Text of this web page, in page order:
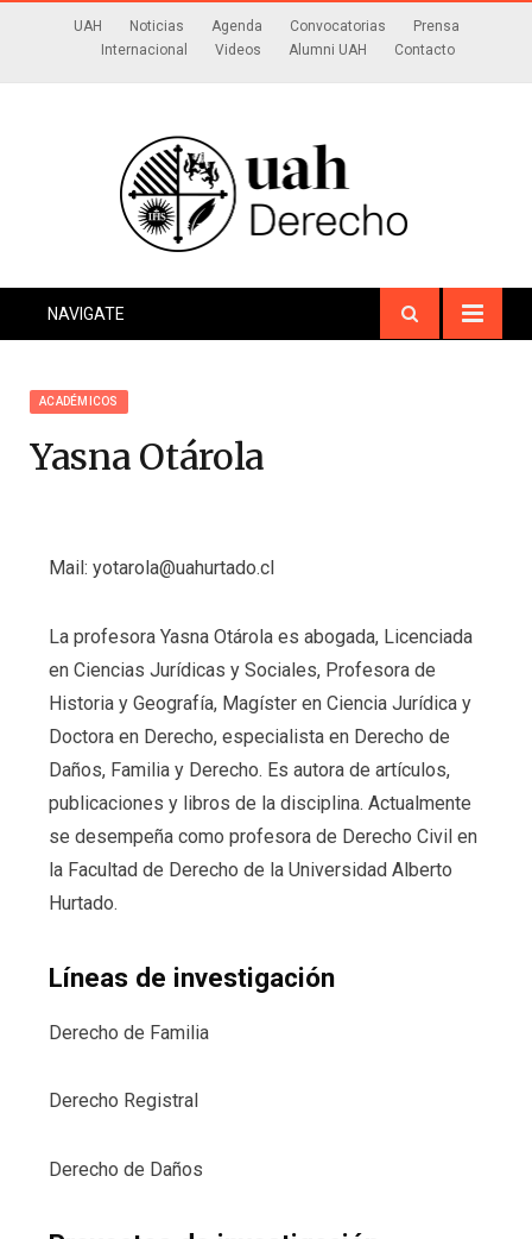
UAH Noticias Agenda Convocatorias
Prensa
Internacional
Videos Alumni UAH Contacto
NAVIGATE
ACADÉMICOS
Yasna Otárola
Mail: yotarola@uahurtado.cl
La profesora Yasna Otárola es abogada, Licenciada
en Ciencias Jurídicas y Sociales, Profesora de
Historia y Geografía, Magíster en Ciencia Jurídica y
Doctora en Derecho, especialista en Derecho de
Daños, Familia y Derecho. Es autora de artículos,
publicaciones y libros de la disciplina. Actualmente
se desempeña como profesora de Derecho Civil en
la Facultad de Derecho de la Universidad Alberto
Hurtado.
Líneas de investigación
Derecho de Familia
Derecho Registral
Derecho de Daños